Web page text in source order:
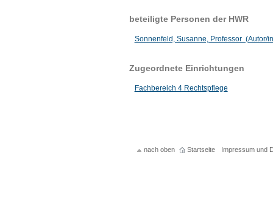
beteiligte Personen der HWR
Sonnenfeld, Susanne, Professor (Autor/
Zugeordnete Einrichtungen
Fachbereich 4 Rechtspflege
nach oben Startseite Impressum und